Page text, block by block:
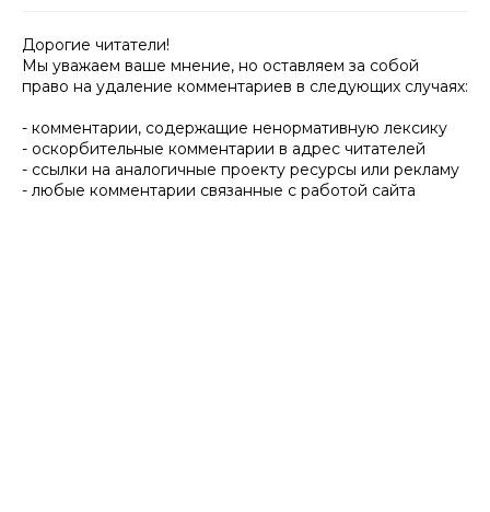
Дорогие читатели!
Мы уважаем ваше мнение, но оставляем за собой
право на удаление комментариев в следующих случаях:
- комментарии, содержащие ненормативную лексику
- оскорбительные комментарии в адрес читателей
- ссылки на аналогичные проекту ресурсы или рекламу
- любые комментарии связанные с работой сайта